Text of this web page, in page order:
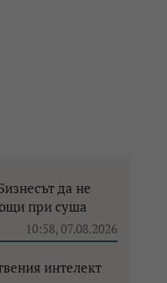
да не
при суша
10:58, 07.08.2026
интелект